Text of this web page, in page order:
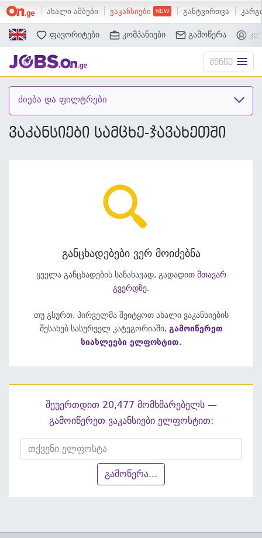
ახალი ამბები ვაკანსიები განტვირთვა
ძებნა
ფავორიტები კომპანიები გამოწერა
მენიუ
ძიება და ფილტრები
ვაკანსიები სამცხე-ჯავახეთში
განცხადებები ვერ მოიძებნა
ყველა განცხადების სანახავად, გადადით მთავარ
გვერდზე.
თუ გსურთ, პირველმა შეიტყოთ ახალი ვაკანსიების
შესახებ სასურველ კატეგორიაში, გამოიწერეთ
სიახლეები ელფოსტით.
შეუერთდით 20,477 მომხმარებელს —
გამოიწერეთ ვაკანსიები ელფოსტით:
გამოწერა...